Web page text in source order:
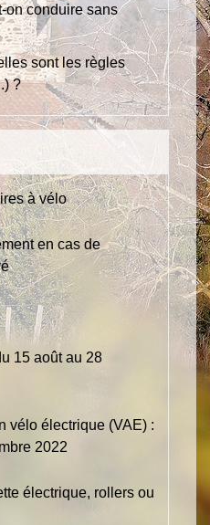
on conduire sans
sont les règles
?
à vélo
en cas de
15 août au 28
vélo électrique (VAE) :
2022
électrique, rollers ou